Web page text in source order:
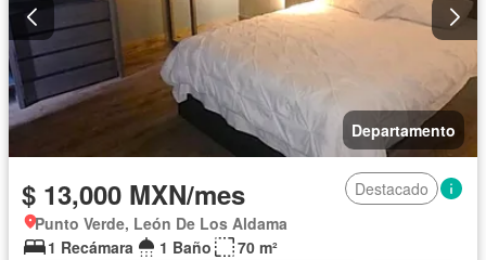
Departamento
$ 13,000 MXN/mes
Destacado
Punto Verde, León De Los Aldama
1 Recámara
1 Baño
70 m²